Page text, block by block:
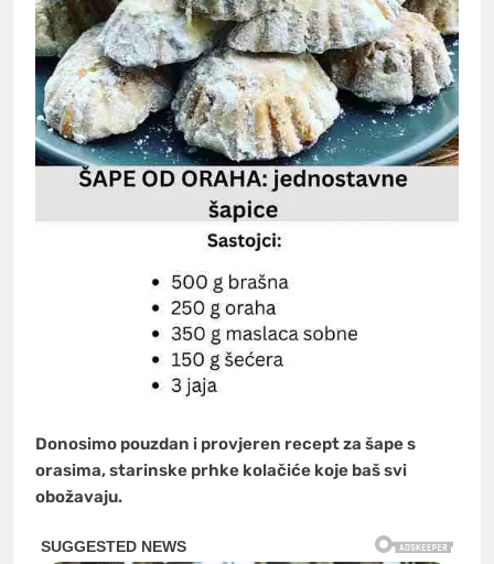
Donosimo pouzdan i provjeren recept za šape s
orasima, starinske prhke kolačiće koje baš svi
obožavaju.